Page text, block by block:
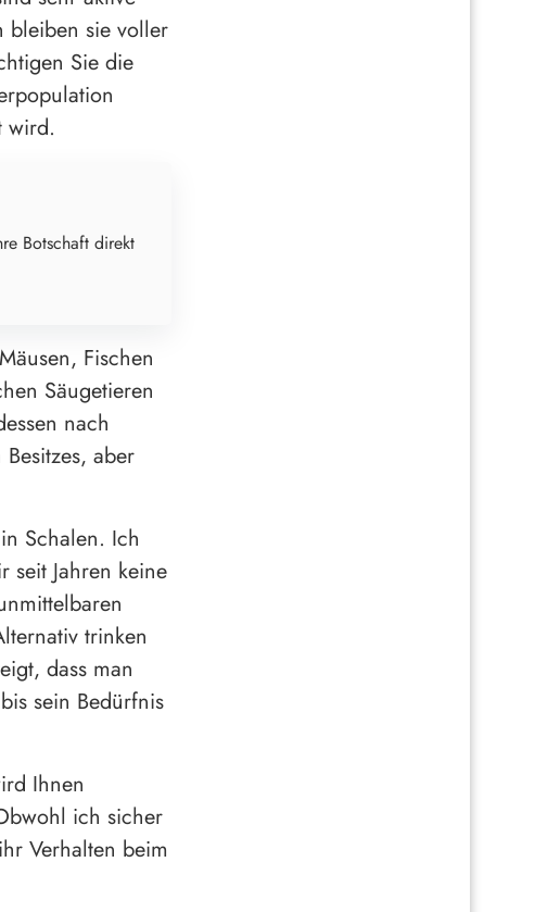
bleiben sie voller
Sie die
wird.
Botschaft direkt
Fischen
Säugetieren
nach
aber
Schalen. Ich
seit Jahren keine
trinken
dass man
sein Bedürfnis
Ihnen
ich sicher
Verhalten beim